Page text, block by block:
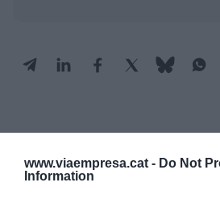
www.viaempresa.cat - Do Not
Information
RELACIONADES